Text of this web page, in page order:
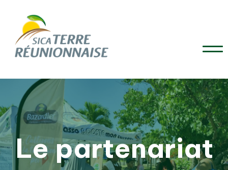
Le partenariat